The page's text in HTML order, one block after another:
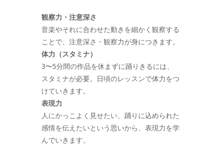
観察力・注意深さ
音楽やそれに合わせた動きを細かく観察する
ことで、注意深さ・観察力が身につきます。
体力（スタミナ）
3〜5分間の作品を休まずに踊りきるには、
スタミナが必要。日頃のレッスンで体力をつ
けていきます。
表現力
人にかっこよく見せたい、踊りに込められた
感情を伝えたいという思いから、表現力を学
んでいきます。